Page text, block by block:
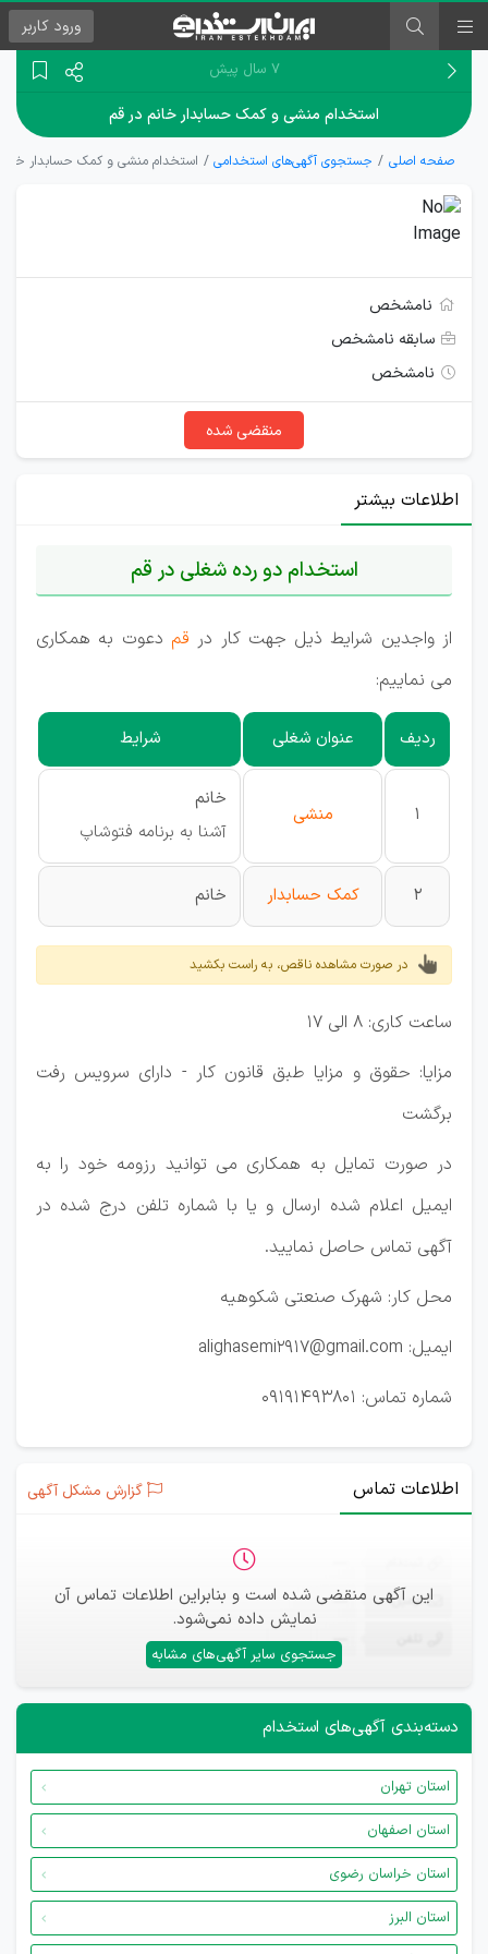
ورود کاربر
۷ سال پیش
استخدام منشی و کمک حسابدار خانم در قم
صفحه اصلی جستجوی آگهی‌های استخدامی استخدام منشی و کمک حسابدار
نامشخص
سابقه نامشخص
نامشخص
منقضی شده
اطلاعات بیشتر
استخدام دو رده شغلی در قم
از واجدین شرایط ذیل جهت کار در قم دعوت به همکاری
می نماییم:
ردیف عنوان شغلی شرایط
1 منشی
خانم
آشنا به برنامه فتوشاپ
2 کمک حسابدار خانم
در صورت مشاهده ناقص، به راست بکشید
ساعت کاری: 8 الی 17
مزایا: حقوق و مزایا طبق قانون کار - دارای سرویس رفت
برگشت
در صورت تمایل به همکاری می توانید رزومه خود را به
ایمیل اعلام شده ارسال و یا با شماره تلفن درج شده در
آگهی تماس حاصل نمایید.
محل کار: شهرک صنعتی شکوهیه
ایمیل: alighasemi2917@gmail.com
شماره تماس: 09191493801
اطلاعات تماس گزارش مشکل آگهی
این آگهی منقضی شده است و بنابراین اطلاعات تماس آن
نمایش داده نمی‌شود.
جستجوی سایر آگهی‌های مشابه
ایمیل —
—
دسته‌بندی آگهی‌های استخدام
استان تهران
استان اصفهان
استان خراسان رضوی
استان البرز